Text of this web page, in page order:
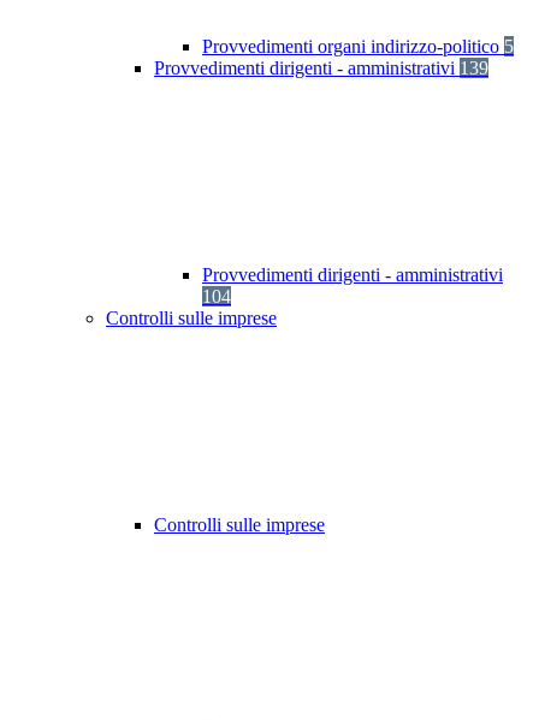
Provvedimenti organi indirizzo-politico 5
Provvedimenti dirigenti - amministrativi 139
Provvedimenti dirigenti - amministrativi
104
Controlli sulle imprese
Controlli sulle imprese